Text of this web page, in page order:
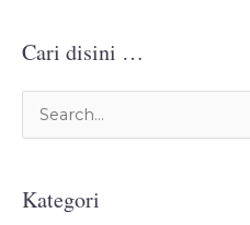
Cari disini …
iKategori